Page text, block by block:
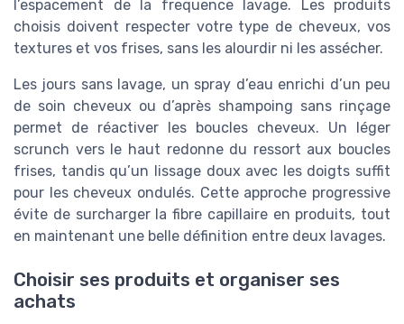
l’espacement de la frequence lavage. Les produits
choisis doivent respecter votre type de cheveux, vos
textures et vos frises, sans les alourdir ni les assécher.
Les jours sans lavage, un spray d’eau enrichi d’un peu
de soin cheveux ou d’après shampoing sans rinçage
permet de réactiver les boucles cheveux. Un léger
scrunch vers le haut redonne du ressort aux boucles
frises, tandis qu’un lissage doux avec les doigts suffit
pour les cheveux ondulés. Cette approche progressive
évite de surcharger la fibre capillaire en produits, tout
en maintenant une belle définition entre deux lavages.
Choisir ses produits et organiser ses
achats